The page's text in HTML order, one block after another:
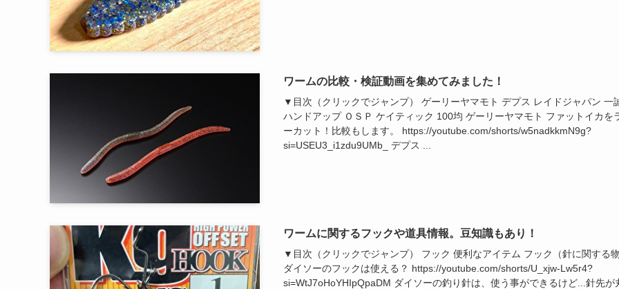
ワームの比較・検証動画を集めてみました！
▼目次（クリックでジャンプ） ゲーリーヤマモト デプス レイドジャパン 一
ハンドアップ ＯＳＰ ケイティック 100均 ゲーリーヤマモト ファットイカを
ーカット！比較もします。 https://youtube.com/shorts/w5nadkkmN9g?
si=USEU3_i1zdu9UMb_ デプス ...
ワームに関するフックや道具情報。豆知識もあり！
▼目次（クリックでジャンプ） フック 便利なアイテム フック（針に関する物
ダイソーのフックは使える？ https://youtube.com/shorts/U_xjw-Lw5r4?
si=WtJ7oHoYHIpQpaDM ダイソーの釣り針は、使う事ができるけど...針先が